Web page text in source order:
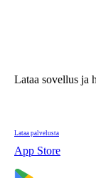
Lataa sovellus ja
Lataa palvelusta
App Store